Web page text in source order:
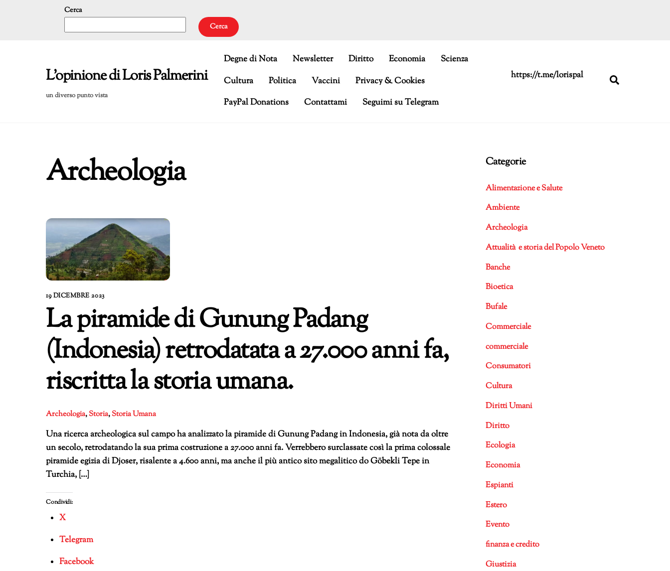
Cerca
Cerca
L'opinione di Loris Palmerini
un diverso punto vista
https://t.me/lorispal
Degne di Nota Newsletter Diritto Economia
Scienza
Cultura
Politica Vaccini
Privacy & Cookies
PayPal Donations
Contattami Seguimi su Telegram
Archeologia
19 DICEMBRE 2023
La piramide di Gunung Padang
(Indonesia) retrodatata a 27.000 anni fa,
riscritta la storia umana.
Archeologia,Storia,Storia Umana
Una ricerca archeologica sul campo ha analizzato la piramide di Gunung Padang in Indonesia, già nota da oltre
un secolo, retrodatando la sua prima costruzione a 27.000 anni fa. Verrebbero surclassate così la prima colossale
piramide egizia di Djoser, risalente a 4.600 anni, ma anche il più antico sito megalitico do Göbekli Tepe in
Turchia, […]
Condividi:
X
Telegram
Facebook
Categorie
Alimentazione e Salute
Ambiente
Archeologia
Attualità e storia del Popolo Veneto
Banche
Bioetica
Bufale
Commerciale
commerciale
Consumatori
Cultura
Diritti Umani
Diritto
Ecologia
Economia
Espianti
Estero
Evento
finanza e credito
Giustizia